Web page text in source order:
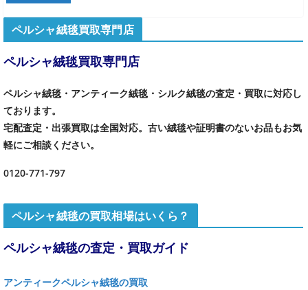
ペルシャ絨毯買取専門店
ペルシャ絨毯買取専門店
ペルシャ絨毯・アンティーク絨毯・シルク絨毯の査定・買取に対応し
ております。
宅配査定・出張買取は全国対応。古い絨毯や証明書のないお品もお気
軽にご相談ください。
0120-771-797
ペルシャ絨毯の買取相場はいくら？
ペルシャ絨毯の査定・買取ガイド
アンティークペルシャ絨毯の買取